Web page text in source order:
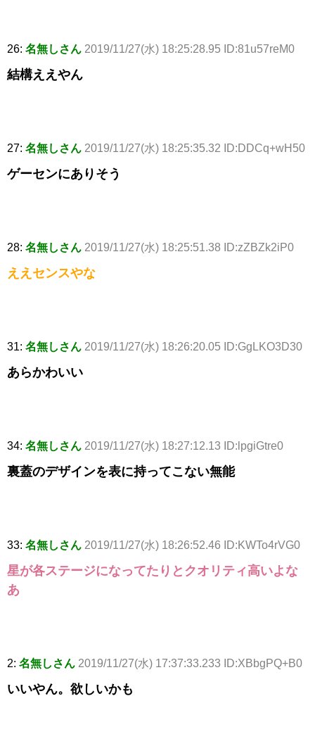
26: 名無しさん 2019/11/27(水) 18:25:28.95 ID:81u57reM0
結構ええやん
27: 名無しさん 2019/11/27(水) 18:25:35.32 ID:DDCq+wH50
ゲーセンにありそう
28: 名無しさん 2019/11/27(水) 18:25:51.38 ID:zZBZk2iP0
ええセンスやな
31: 名無しさん 2019/11/27(水) 18:26:20.05 ID:GgLKO3D30
あらかわいい
34: 名無しさん 2019/11/27(水) 18:27:12.13 ID:lpgiGtre0
裏蓋のデザインを表に持ってこない無能
33: 名無しさん 2019/11/27(水) 18:26:52.46 ID:KWTo4rVG0
星が各ステージになってたりとクオリティ高いよな
あ
2: 名無しさん 2019/11/27(水) 17:37:33.233 ID:XBbgPQ+B0
いいやん。欲しいかも